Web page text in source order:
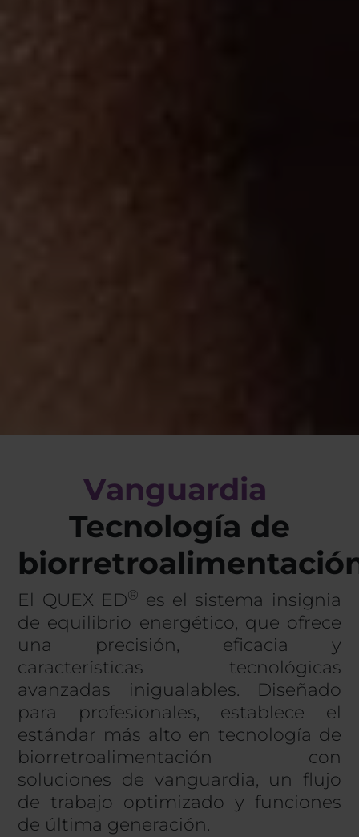
Vanguardia
Tecnología de
El QUEX ED® es el sistema insignia
de equilibrio energético, que ofrece
una precisión, eficacia y
características tecnológicas
avanzadas inigualables. Diseñado
para profesionales, establece el
estándar más alto en tecnología de
biorretroalimentación con
soluciones de vanguardia, un flujo
de trabajo optimizado y funciones
de última generación.